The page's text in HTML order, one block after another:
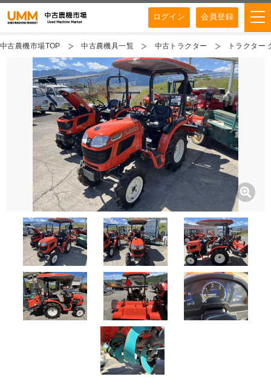
ログイン 会員登録
中古農機市場TOP 中古農機具一覧 中古トラクター トラクター